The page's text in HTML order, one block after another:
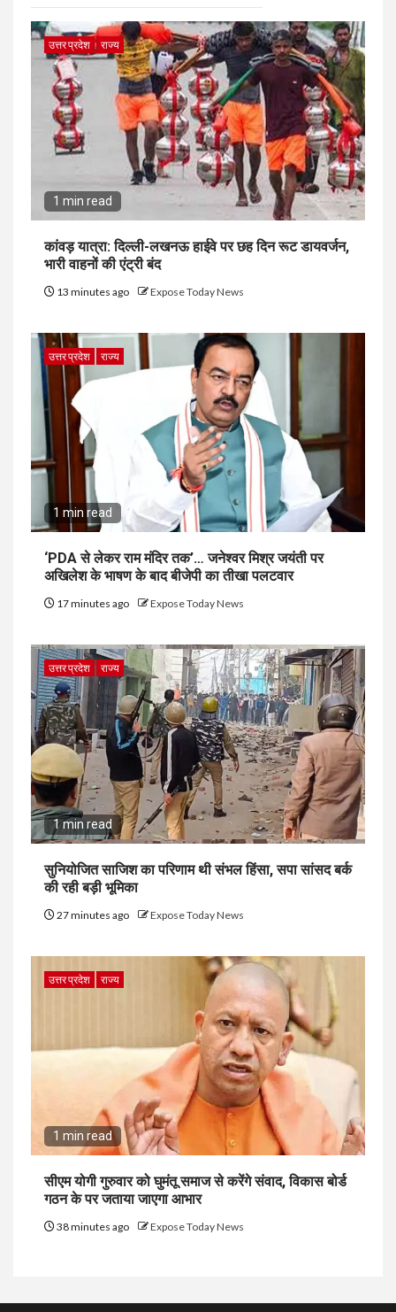
उत्तर प्रदेश राज्य
1 min read
कांवड़ यात्रा: दिल्ली-लखनऊ हाईवे पर छह दिन रूट डायवर्जन,
भारी वाहनों की एंट्री बंद
13 minutes ago Expose Today News
उत्तर प्रदेश राज्य
1 min read
‘PDA से लेकर राम मंदिर तक’… जनेश्वर मिश्र जयंती पर
अखिलेश के भाषण के बाद बीजेपी का तीखा पलटवार
17 minutes ago Expose Today News
उत्तर प्रदेश राज्य
1 min read
सुनियोजित साजिश का परिणाम थी संभल हिंसा, सपा सांसद बर्क
की रही बड़ी भूमिका
27 minutes ago Expose Today News
उत्तर प्रदेश राज्य
1 min read
सीएम योगी गुरुवार को घुमंतू समाज से करेंगे संवाद, विकास बोर्ड
गठन के पर जताया जाएगा आभार
38 minutes ago Expose Today News